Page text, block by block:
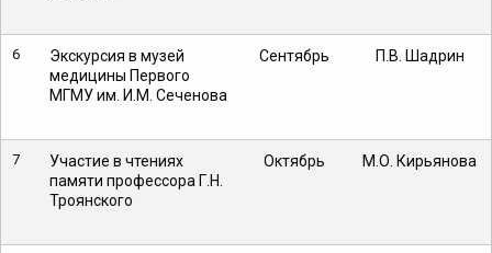
6
Экскурсия в музей
медицины Первого
МГМУ им. И.М. Сеченова
Сентябрь П.В. Шадрин
7
Участие в чтениях
памяти профессора Г.Н.
Троянского
Октябрь М.О. Кирьянова